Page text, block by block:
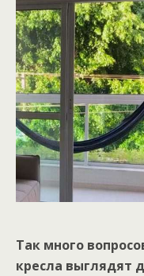
Так много
кресла выглядят